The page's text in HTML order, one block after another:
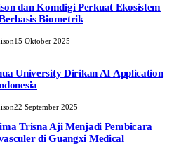
dan Komdigi Perkuat Ekosistem
Biometrik
15 Oktober 2025
University Dirikan AI Application
22 September 2025
Trisna Aji Menjadi Pembicara
di Guangxi Medical